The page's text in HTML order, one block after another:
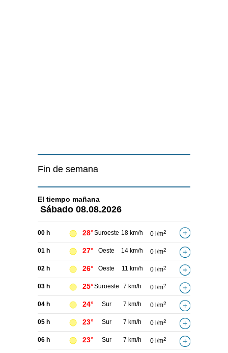
Fin de semana
El tiempo mañana
Sábado 08.08.2026
00 h 28°Suroeste 18 km/h 0 l/m2
01 h 27° Oeste 14 km/h 0 l/m2
02 h 26° Oeste 11 km/h 0 l/m2
03 h 25°Suroeste 7 km/h 0 l/m2
04 h 24° Sur 7 km/h 0 l/m2
05 h 23° Sur 7 km/h 0 l/m2
06 h 23° Sur 7 km/h 0 l/m2